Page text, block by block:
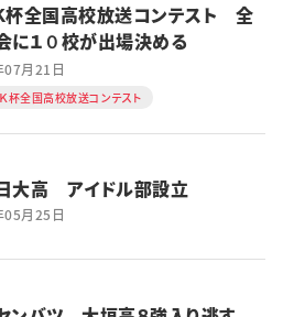
杯全国高校放送コンテスト 全
に１０校が出場決める
月21日
杯全国高校放送コンテスト
大高 アイドル部設立
月25日